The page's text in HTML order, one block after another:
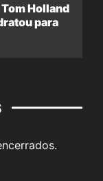
Holland
para